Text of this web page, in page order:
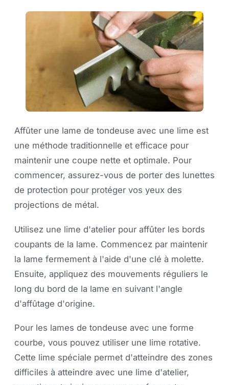
Affûter une lame de tondeuse avec une lime est
une méthode traditionnelle et efficace pour
maintenir une coupe nette et optimale. Pour
commencer, assurez-vous de porter des lunettes
de protection pour protéger vos yeux des
projections de métal.
Utilisez une lime d'atelier pour affûter les bords
coupants de la lame. Commencez par maintenir
la lame fermement à l'aide d'une clé à molette.
Ensuite, appliquez des mouvements réguliers le
long du bord de la lame en suivant l'angle
d'affûtage d'origine.
Pour les lames de tondeuse avec une forme
courbe, vous pouvez utiliser une lime rotative.
Cette lime spéciale permet d'atteindre des zones
difficiles à atteindre avec une lime d'atelier,